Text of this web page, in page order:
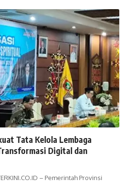
Tata Kelola Lembaga
Digital dan
– Pemerintah Provinsi